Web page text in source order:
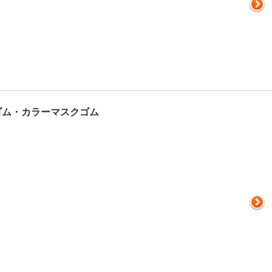
・カラーマスクゴム